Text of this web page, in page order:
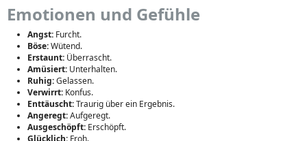
Emotionen und Gefühle
Angst: Furcht.
Böse:Wütend.
Erstaunt: Überrascht.
Amüsiert: Unterhalten.
Ruhig:Gelassen.
Verwirrt: Konfus.
Enttäuscht:Traurig über ein Ergebnis.
Angeregt:Aufgeregt.
Ausgeschöpft: Erschöpft.
Glücklich: Froh.